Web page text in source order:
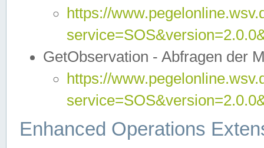
https://
GetObservation - Abfragen der
https://
Enhanced Operations